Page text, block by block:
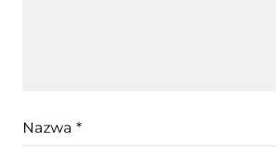
Nazwa *